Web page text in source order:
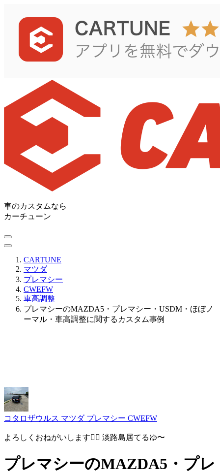
車のカスタムなら
カーチューン
CARTUNE
マツダ
プレマシー
CWEFW
車高調整
プレマシーのMAZDA5・プレマシー・USDM・ほぼノ
ーマル・車高調整に関するカスタム事例
コタロザウルス マツダ プレマシー CWEFW
よろしくおねがいします🙇‍♂️ 淡路島居てるゆ〜
プレマシーのMAZDA5・プレ